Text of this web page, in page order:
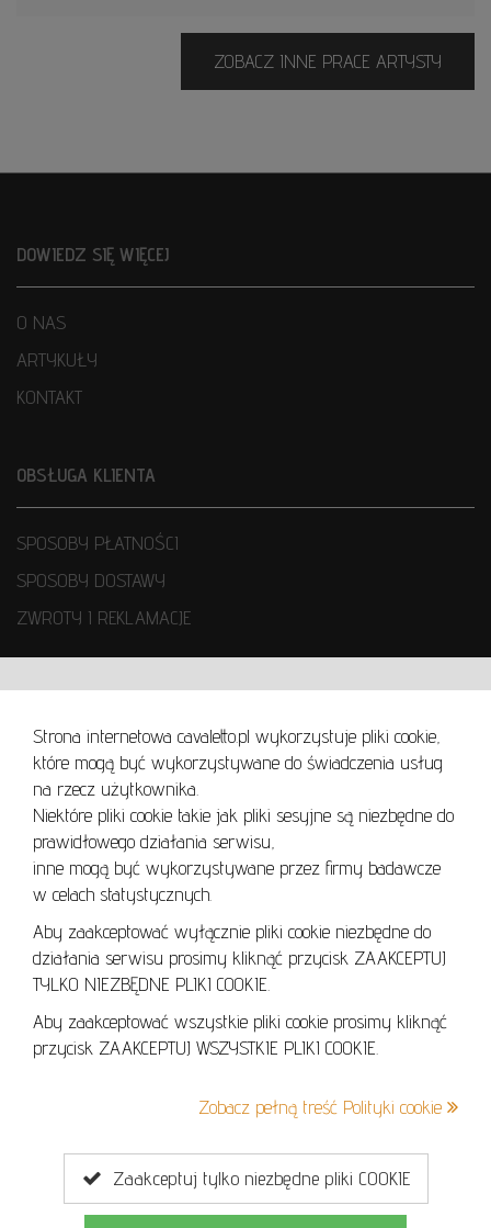
Strona internetowa cavaletto.pl wykorzystuje pliki cookie,
które mogą być wykorzystywane do świadczenia usług
na rzecz użytkownika.
Niektóre pliki cookie takie jak pliki sesyjne są niezbędne do
prawidłowego działania serwisu,
inne mogą być wykorzystywane przez firmy badawcze
w celach statystycznych.
Aby zaakceptować wyłącznie pliki cookie niezbędne do
działania serwisu prosimy kliknąć przycisk ZAAKCEPTUJ
TYLKO NIEZBĘDNE PLIKI COOKIE.
Aby zaakceptować wszystkie pliki cookie prosimy kliknąć
przycisk ZAAKCEPTUJ WSZYSTKIE PLIKI COOKIE.
Zobacz pełną treść Polityki cookie
Zaakceptuj tylko niezbędne pliki COOKIE
ZOBACZ INNE PRACE ARTYSTY
DOWIEDZ SIĘ WIĘCEJ
O NAS
ARTYKUŁY
KONTAKT
OBSŁUGA KLIENTA
SPOSOBY PŁATNOŚCI
SPOSOBY DOSTAWY
ZWROTY I REKLAMACJE
REGULAMIN
REGULAMIN AUKCJI
POLITYKA PRYWATNOŚCI
POLITYKA COOKIES
+48 605 240 157